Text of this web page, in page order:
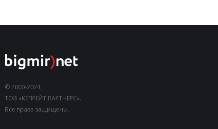
© 2000-2024,
ТОВ «КЕПРЕЙТ ПАРТНЕРС».
Все права защищены.